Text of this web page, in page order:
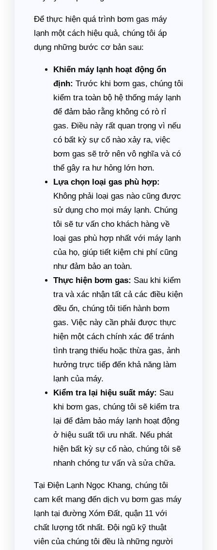
Để thực hiện quá trình bơm gas máy
lạnh một cách hiệu quả, chúng tôi áp
dụng những bước cơ bản sau:
Khiến máy lạnh hoạt động ổn
định: Trước khi bơm gas, chúng tôi
kiểm tra toàn bộ hệ thống máy lạnh
để đảm bảo rằng không có rò rỉ
gas. Điều này rất quan trọng vì nếu
có bất kỳ sự cố nào xảy ra, việc
bơm gas sẽ trở nên vô nghĩa và có
thể gây ra hư hỏng lớn hơn.
Lựa chọn loại gas phù hợp:
Không phải loại gas nào cũng được
sử dụng cho mọi máy lạnh. Chúng
tôi sẽ tư vấn cho khách hàng về
loại gas phù hợp nhất với máy lạnh
của họ, giúp tiết kiệm chi phí cũng
như đảm bảo an toàn.
Thực hiện bơm gas: Sau khi kiểm
tra và xác nhận tất cả các điều kiện
đều ổn, chúng tôi tiến hành bơm
gas. Việc này cần phải được thực
hiện một cách chính xác để tránh
tình trạng thiếu hoặc thừa gas, ảnh
hưởng trực tiếp đến khả năng làm
lạnh của máy.
Kiểm tra lại hiệu suất máy: Sau
khi bơm gas, chúng tôi sẽ kiểm tra
lại để đảm bảo máy lạnh hoạt động
ở hiệu suất tối ưu nhất. Nếu phát
hiện bất kỳ sự cố nào, chúng tôi sẽ
nhanh chóng tư vấn và sửa chữa.
Tại Điện Lạnh Ngọc Khang, chúng tôi
cam kết mang đến dịch vụ bơm gas máy
lạnh tại đường Xóm Đất, quận 11 với
chất lượng tốt nhất. Đội ngũ kỹ thuật
viên của chúng tôi đều là những người